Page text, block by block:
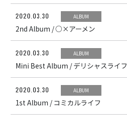
MEDIA
BIOGRAPHY
H ZETTRIO
H ZETT M
2020.03.30 ALBUM
2nd Album / ○×アーメン
2020.03.30 ALBUM
Mini Best Album / デリシャスライフ
2020.03.30 ALBUM
1st Album / コミカルライフ